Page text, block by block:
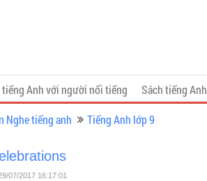
tiếng Anh với người nổi tiếng Sách tiếng Anh
Nghe tiếng anh Tiếng Anh lớp 9
29/07/2017 16:17:01